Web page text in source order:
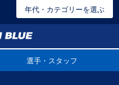
年代・カテゴリーを選ぶ
選手・スタッフ